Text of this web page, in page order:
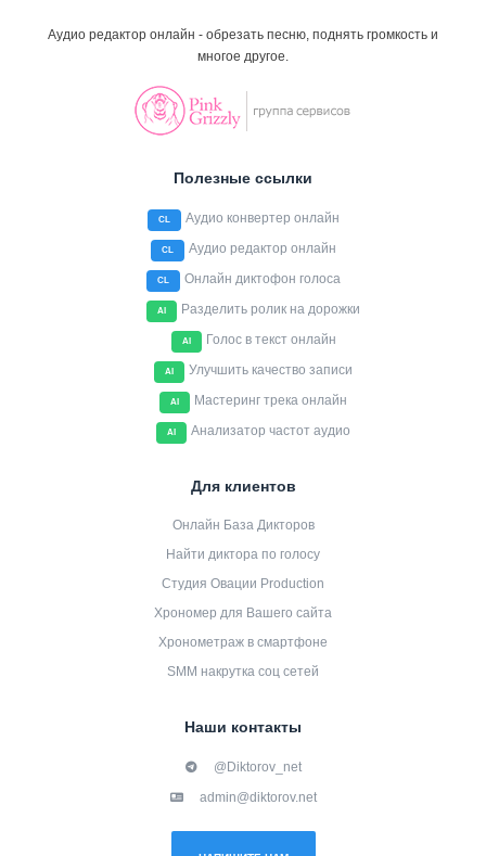
Аудио редактор онлайн - обрезать песню, поднять громкость и
многое другое.
Полезные ссылки
CL Аудио конвертер онлайн
CL Аудио редактор онлайн
CL Онлайн диктофон голоса
AI Разделить ролик на дорожки
AI Голос в текст онлайн
AI Улучшить качество записи
AI Мастеринг трека онлайн
AI Анализатор частот аудио
Для клиентов
Онлайн База Дикторов
Найти диктора по голосу
Студия Овации Production
Хрономер для Вашего сайта
Хронометраж в смартфоне
SMM накрутка соц сетей
Наши контакты
@Diktorov_net
admin@diktorov.net